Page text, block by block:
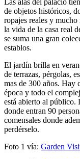
Las alas del palacio
de objetos históricos,
ropajes reales y
la vida de la casa real
se suma una gran
establos.
El jardín brilla en
de terrazas, pérgolas,
mas de 300 años. Hay
época y todo el
está abierto al público.
donde entran 90
comensales donde
perdérselo.
Foto 1 vía: Garden